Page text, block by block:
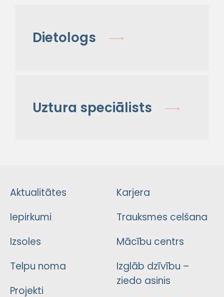
Dietologs
Uztura speciālists
Aktualitātes
Iepirkumi
Izsoles
Telpu noma
Projekti
Karjera
Trauksmes celšana
Mācību centrs
Izglāb dzīvību –
ziedo asinis